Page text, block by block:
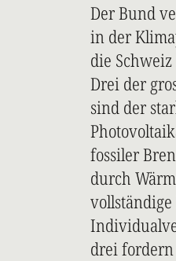
Der Bund
in der
die
Drei der
sind der
fossiler
durch
drei fordern